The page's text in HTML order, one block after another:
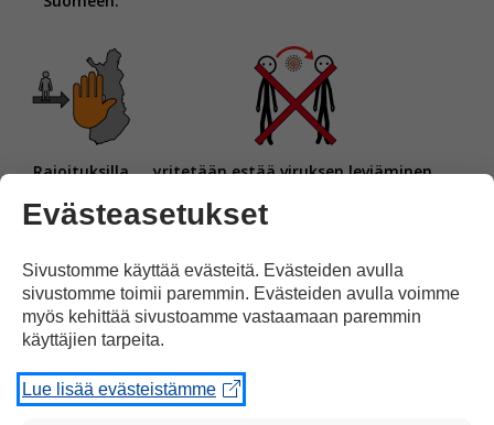
Rajoituksilla yritetään estää viruksen leviäminen.
Suomessa on vähemmän
Evästeasetukset
Sivustomme käyttää evästeitä. Evästeiden avulla
sivustomme toimii paremmin. Evästeiden avulla voimme
myös kehittää sivustoamme vastaamaan paremmin
käyttäjien tarpeita.
Lue lisää evästeistämme